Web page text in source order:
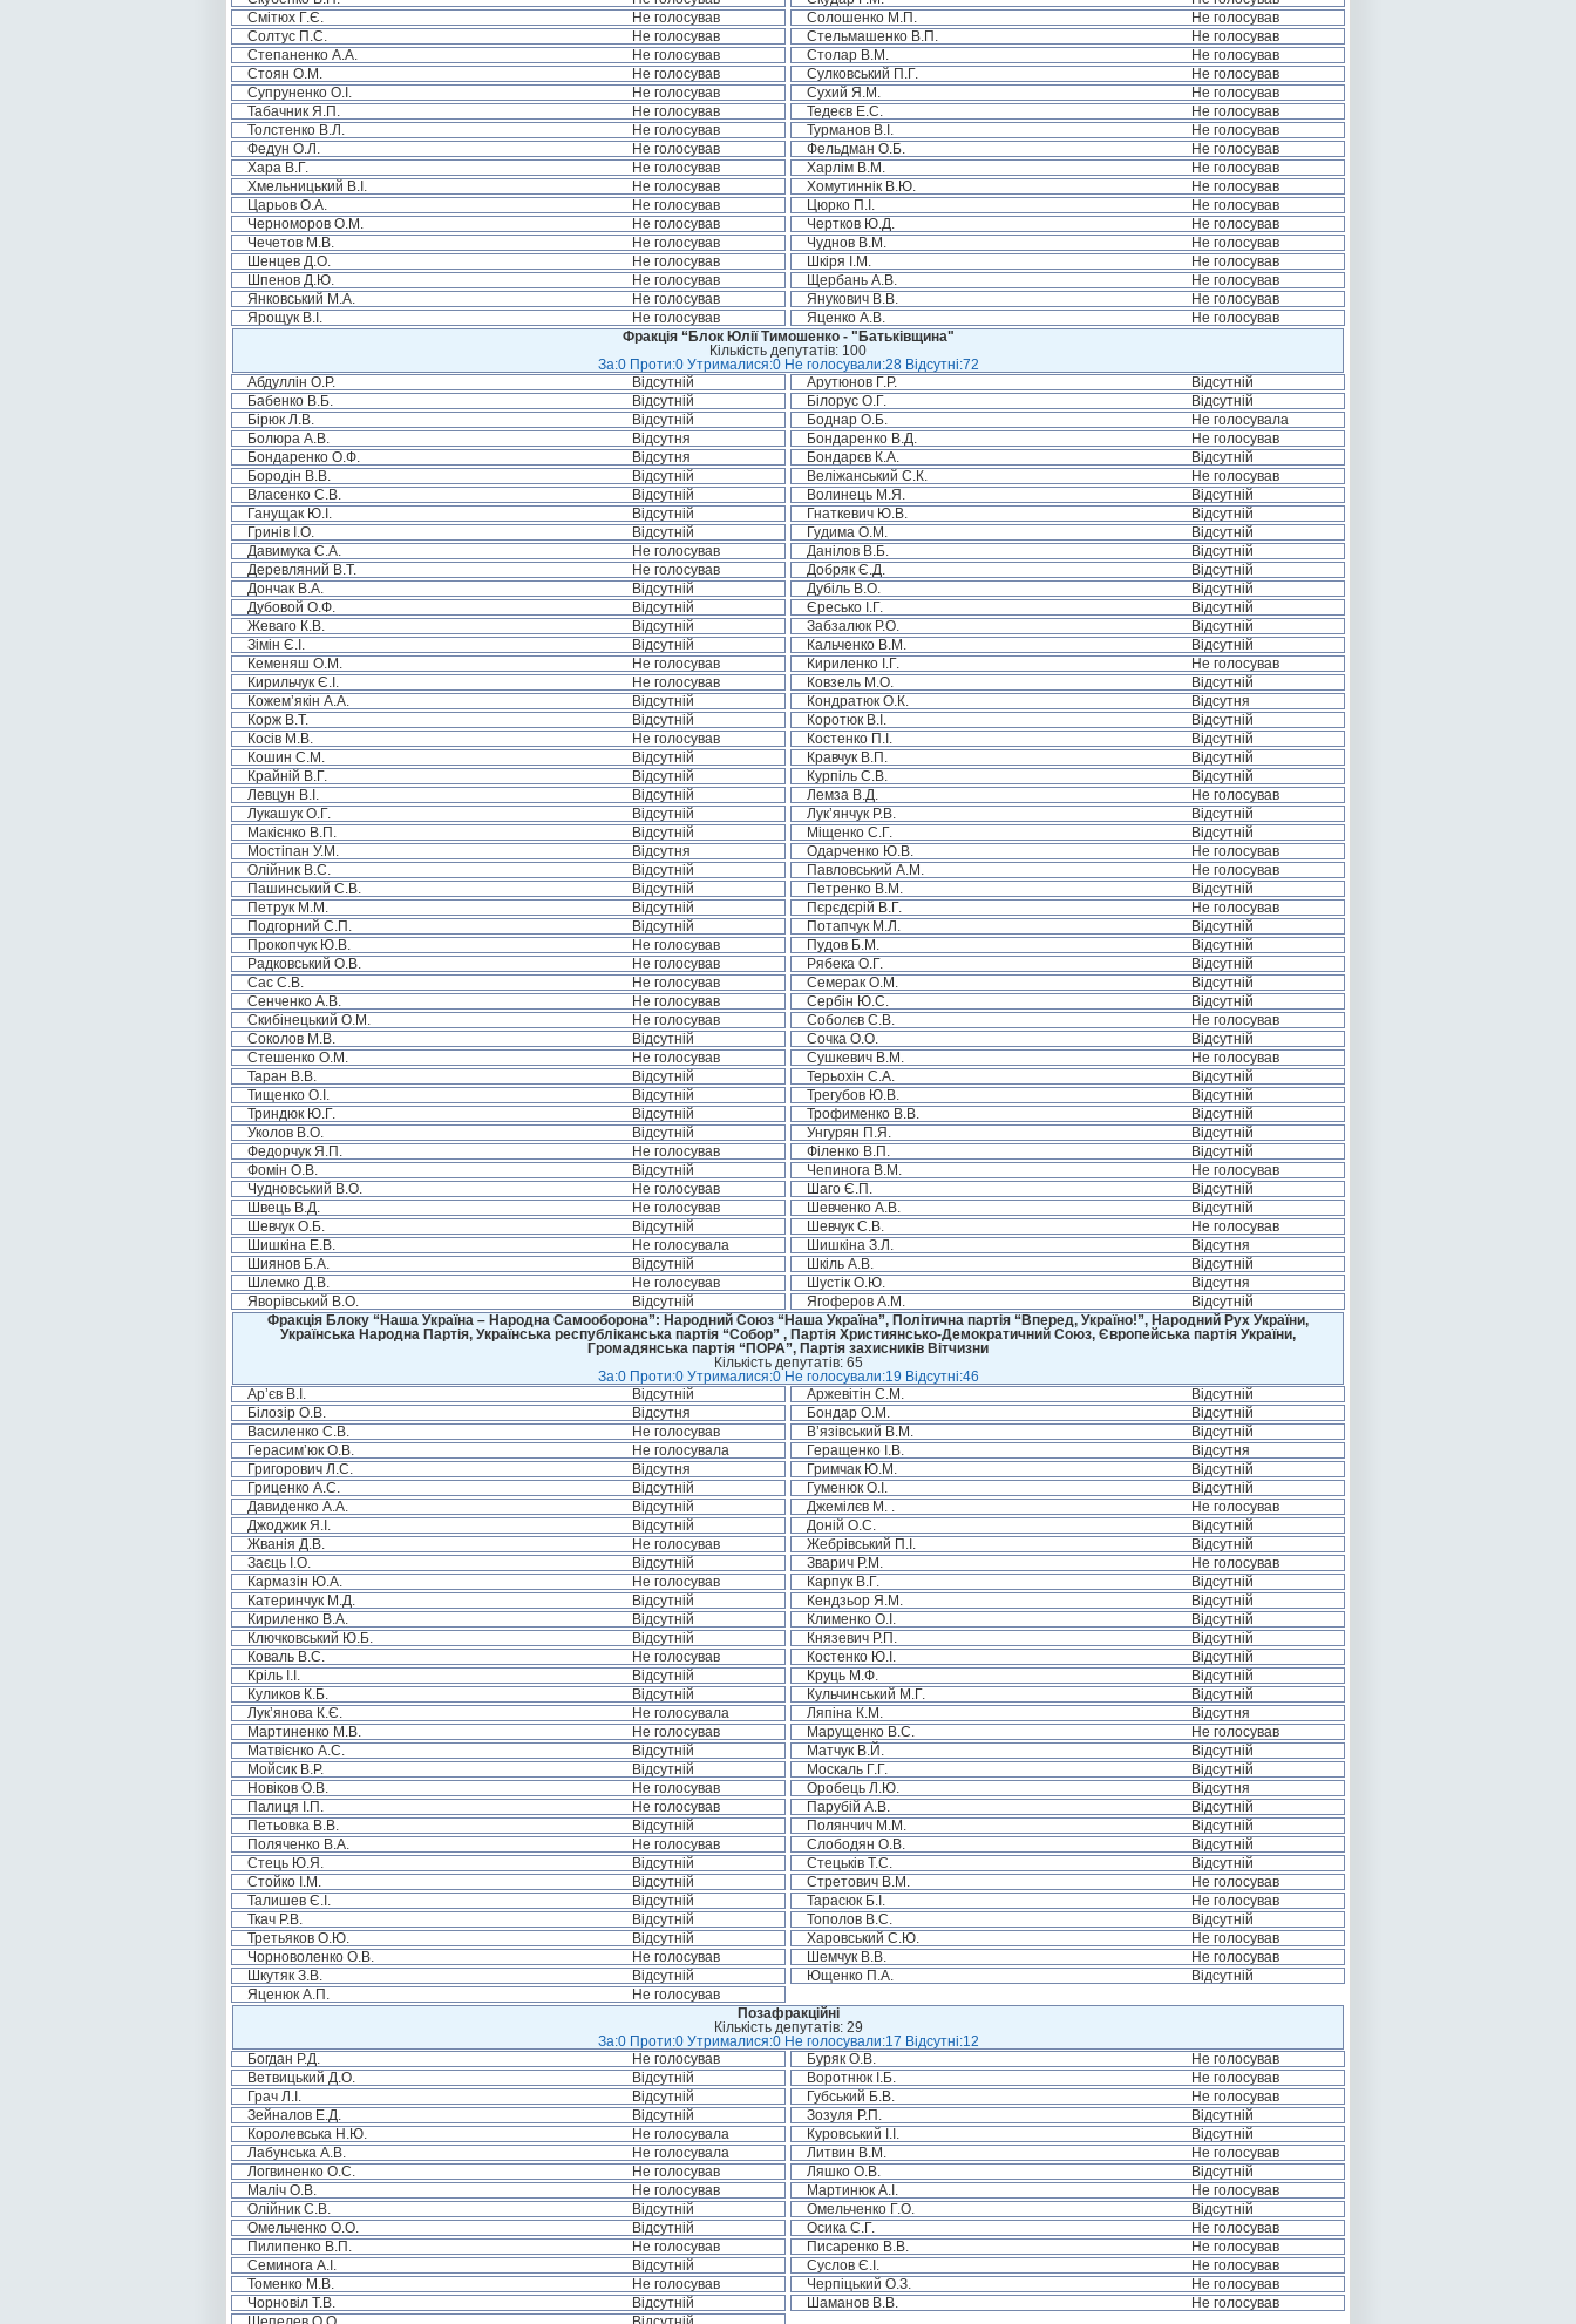
Смітюх Г.Є.
Не голосував Солошенко М.П.
Не голосував
Солтус П.С.
Не голосував Стельмашенко В.П.
Не голосував
Степаненко А.А.
Не голосував Столар В.М.
Не голосував
Стоян О.М.
Не голосував Сулковський П.Г.
Не голосував
Супруненко О.І.
Не голосував Сухий Я.М.
Не голосував
Табачник Я.П.
Не голосував Тедеєв Е.С.
Не голосував
Толстенко В.Л.
Не голосував Турманов В.І.
Не голосував
Федун О.Л.
Не голосував Фельдман О.Б.
Не голосував
Хара В.Г.
Не голосував Харлім В.М.
Не голосував
Хмельницький В.І.
Не голосував Хомутиннік В.Ю.
Не голосував
Царьов О.А.
Не голосував Цюрко П.І.
Не голосував
Черноморов О.М.
Не голосував Чертков Ю.Д.
Не голосував
Чечетов М.В.
Не голосував Чуднов В.М.
Не голосував
Шенцев Д.О.
Не голосував Шкіря І.М.
Не голосував
Шпенов Д.Ю.
Не голосував Щербань А.В.
Не голосував
Янковський М.А.
Не голосував Янукович В.В.
Не голосував
Ярощук В.І.
Не голосував Яценко А.В.
Не голосував
Фракція “Блок Юлії Тимошенко - "Батьківщина"
Кількість депутатів: 100
За:0 Проти:0 Утрималися:0 Не голосували:28 Відсутні:72
Абдуллін О.Р.
Відсутній Арутюнов Г.Р.
Відсутній
Бабенко В.Б.
Відсутній Білорус О.Г.
Відсутній
Бірюк Л.В.
Відсутній Боднар О.Б.
Не голосувала
Болюра А.В.
Відсутня Бондаренко В.Д.
Не голосував
Бондаренко О.Ф.
Відсутня Бондарєв К.А.
Відсутній
Бородін В.В.
Відсутній Веліжанський С.К.
Не голосував
Власенко С.В.
Відсутній Волинець М.Я.
Відсутній
Ганущак Ю.І.
Відсутній Гнаткевич Ю.В.
Відсутній
Гринів І.О.
Відсутній Гудима О.М.
Відсутній
Давимука С.А.
Не голосував Данілов В.Б.
Відсутній
Деревляний В.Т.
Не голосував Добряк Є.Д.
Відсутній
Дончак В.А.
Відсутній Дубіль В.О.
Відсутній
Дубовой О.Ф.
Відсутній Єресько І.Г.
Відсутній
Жеваго К.В.
Відсутній Забзалюк Р.О.
Відсутній
Зімін Є.І.
Відсутній Кальченко В.М.
Відсутній
Кеменяш О.М.
Не голосував Кириленко І.Г.
Не голосував
Кирильчук Є.І.
Не голосував Ковзель М.О.
Відсутній
Кожем’якін А.А.
Відсутній Кондратюк О.К.
Відсутня
Корж В.Т.
Відсутній Коротюк В.І.
Відсутній
Косів М.В.
Не голосував Костенко П.І.
Відсутній
Кошин С.М.
Відсутній Кравчук В.П.
Відсутній
Крайній В.Г.
Відсутній Курпіль С.В.
Відсутній
Левцун В.І.
Відсутній Лемза В.Д.
Не голосував
Лукашук О.Г.
Відсутній Лук’янчук Р.В.
Відсутній
Макієнко В.П.
Відсутній Міщенко С.Г.
Відсутній
Мостіпан У.М.
Відсутня Одарченко Ю.В.
Не голосував
Олійник В.С.
Відсутній Павловський А.М.
Не голосував
Пашинський С.В.
Відсутній Петренко В.М.
Відсутній
Петрук М.М.
Відсутній Пєрєдєрій В.Г.
Не голосував
Подгорний С.П.
Відсутній Потапчук М.Л.
Відсутній
Прокопчук Ю.В.
Не голосував Пудов Б.М.
Відсутній
Радковський О.В.
Не голосував Рябека О.Г.
Відсутній
Сас С.В.
Не голосував Семерак О.М.
Відсутній
Сенченко А.В.
Не голосував Сербін Ю.С.
Відсутній
Скибінецький О.М.
Не голосував Соболєв С.В.
Не голосував
Соколов М.В.
Відсутній Сочка О.О.
Відсутній
Стешенко О.М.
Не голосував Сушкевич В.М.
Не голосував
Таран В.В.
Відсутній Терьохін С.А.
Відсутній
Тищенко О.І.
Відсутній Трегубов Ю.В.
Відсутній
Триндюк Ю.Г.
Відсутній Трофименко В.В.
Відсутній
Уколов В.О.
Відсутній Унгурян П.Я.
Відсутній
Федорчук Я.П.
Не голосував Філенко В.П.
Відсутній
Фомін О.В.
Відсутній Чепинога В.М.
Не голосував
Чудновський В.О.
Не голосував Шаго Є.П.
Відсутній
Швець В.Д.
Не голосував Шевченко А.В.
Відсутній
Шевчук О.Б.
Відсутній Шевчук С.В.
Не голосував
Шишкіна Е.В.
Не голосувала Шишкіна З.Л.
Відсутня
Шиянов Б.А.
Відсутній Шкіль А.В.
Відсутній
Шлемко Д.В.
Не голосував Шустік О.Ю.
Відсутня
Яворівський В.О.
Відсутній Ягоферов А.М.
Відсутній
Фракція Блоку “Наша Україна – Народна Самооборона”: Народний Союз “Наша Україна”, Політична партія “Вперед, Україно!”, Народний Рух України,
Українська Народна Партія, Українська республіканська партія “Собор” , Партія Християнсько-Демократичний Союз, Європейська партія України,
Громадянська партія “ПОРА”, Партія захисників Вітчизни
Кількість депутатів: 65
За:0 Проти:0 Утрималися:0 Не голосували:19 Відсутні:46
Ар’єв В.І.
Відсутній Аржевітін С.М.
Відсутній
Білозір О.В.
Відсутня Бондар О.М.
Відсутній
Василенко С.В.
Не голосував В’язівський В.М.
Відсутній
Герасим’юк О.В.
Не голосувала Геращенко І.В.
Відсутня
Григорович Л.С.
Відсутня Гримчак Ю.М.
Відсутній
Гриценко А.С.
Відсутній Гуменюк О.І.
Відсутній
Давиденко А.А.
Відсутній Джемілєв М. .
Не голосував
Джоджик Я.І.
Відсутній Доній О.С.
Відсутній
Жванія Д.В.
Не голосував Жебрівський П.І.
Відсутній
Заєць І.О.
Відсутній Зварич Р.М.
Не голосував
Кармазін Ю.А.
Не голосував Карпук В.Г.
Відсутній
Катеринчук М.Д.
Відсутній Кендзьор Я.М.
Відсутній
Кириленко В.А.
Відсутній Клименко О.І.
Відсутній
Ключковський Ю.Б.
Відсутній Князевич Р.П.
Відсутній
Коваль В.С.
Не голосував Костенко Ю.І.
Відсутній
Кріль І.І.
Відсутній Круць М.Ф.
Відсутній
Куликов К.Б.
Відсутній Кульчинський М.Г.
Відсутній
Лук’янова К.Є.
Не голосувала Ляпіна К.М.
Відсутня
Мартиненко М.В.
Не голосував Марущенко В.С.
Не голосував
Матвієнко А.С.
Відсутній Матчук В.Й.
Відсутній
Мойсик В.Р.
Відсутній Москаль Г.Г.
Відсутній
Новіков О.В.
Не голосував Оробець Л.Ю.
Відсутня
Палиця І.П.
Не голосував Парубій А.В.
Відсутній
Петьовка В.В.
Відсутній Полянчич М.М.
Відсутній
Поляченко В.А.
Не голосував Слободян О.В.
Відсутній
Стець Ю.Я.
Відсутній Стецьків Т.С.
Відсутній
Стойко І.М.
Відсутній Стретович В.М.
Не голосував
Талишев Є.І.
Відсутній Тарасюк Б.І.
Не голосував
Ткач Р.В.
Відсутній Тополов В.С.
Відсутній
Третьяков О.Ю.
Відсутній Харовський С.Ю.
Не голосував
Чорноволенко О.В.
Не голосував Шемчук В.В.
Не голосував
Шкутяк З.В.
Відсутній Ющенко П.А.
Відсутній
Яценюк А.П.
Не голосував
Позафракційні
Кількість депутатів: 29
За:0 Проти:0 Утрималися:0 Не голосували:17 Відсутні:12
Богдан Р.Д.
Не голосував Буряк О.В.
Не голосував
Ветвицький Д.О.
Відсутній Воротнюк І.Б.
Не голосував
Грач Л.І.
Відсутній Губський Б.В.
Не голосував
Зейналов Е.Д.
Відсутній Зозуля Р.П.
Відсутній
Королевська Н.Ю.
Не голосувала Куровський І.І.
Відсутній
Лабунська А.В.
Не голосувала Литвин В.М.
Не голосував
Логвиненко О.С.
Не голосував Ляшко О.В.
Відсутній
Маліч О.В.
Не голосував Мартинюк А.І.
Не голосував
Олійник С.В.
Відсутній Омельченко Г.О.
Відсутній
Омельченко О.О.
Відсутній Осика С.Г.
Не голосував
Пилипенко В.П.
Не голосував Писаренко В.В.
Не голосував
Семинога А.І.
Відсутній Суслов Є.І.
Не голосував
Томенко М.В.
Не голосував Черпіцький О.З.
Не голосував
Чорновіл Т.В.
Відсутній Шаманов В.В.
Не голосував